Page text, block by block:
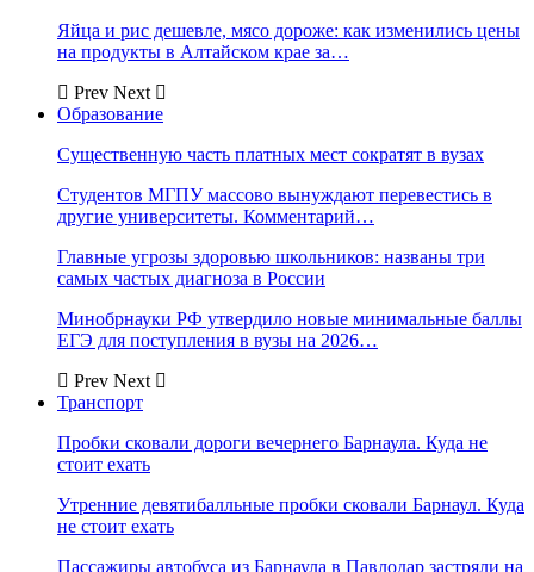
Яйца и рис дешевле, мясо дороже: как изменились цены
на продукты в Алтайском крае за…
Prev Next
Образование
Существенную часть платных мест сократят в вузах
Студентов МГПУ массово вынуждают перевестись в
другие университеты. Комментарий…
Главные угрозы здоровью школьников: названы три
самых частых диагноза в России
Минобрнауки РФ утвердило новые минимальные баллы
ЕГЭ для поступления в вузы на 2026…
Prev Next
Транспорт
Пробки сковали дороги вечернего Барнаула. Куда не
стоит ехать
Утренние девятибалльные пробки сковали Барнаул. Куда
не стоит ехать
Пассажиры автобуса из Барнаула в Павлодар застряли на